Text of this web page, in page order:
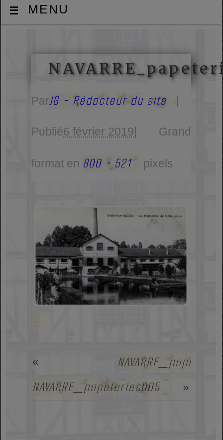
MENU
ParJG - Rédacteur du site
Publié6 février 2019 Grand
format en 800 × 521 pixels
«
NAVARRE_papeteries005 »